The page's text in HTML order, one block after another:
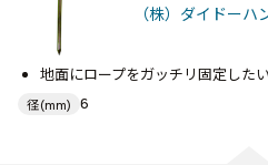
（株）ダイドーハ
地面にロープをガッチリ固定した
径(mm) 6